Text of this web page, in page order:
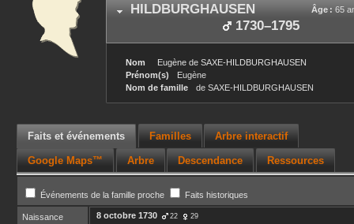
HILDBURGHAUSEN
Âge : 65
1730–1795
Nom Eugène de SAXE-HILDBURGHAUSEN
Prénom(s)
Eugène
Nom de famille
de SAXE-HILDBURGHAUSEN
Faits et événements Familles Arbre interactif
Google Maps™ Arbre Descendance Ressources
Événements de la famille proche Faits historiques
Naissance 8 octobre 1730 22 29